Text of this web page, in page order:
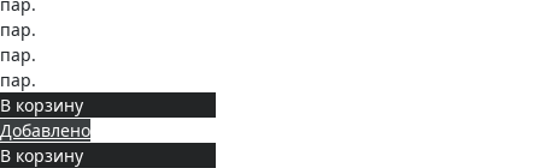
пар.
пар.
пар.
В корзину
Добавлено
В корзину